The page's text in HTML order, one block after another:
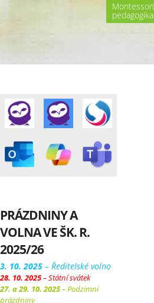
Montessori
pedagogika
PRÁZDNINY A
VOLNA VE ŠK. R.
2025/26
3. 10. 2025 – Ředitelské volno
28. 10. 2025– Státní svátek
27. a 29. 10. 2025– Podzimní
prázdniny